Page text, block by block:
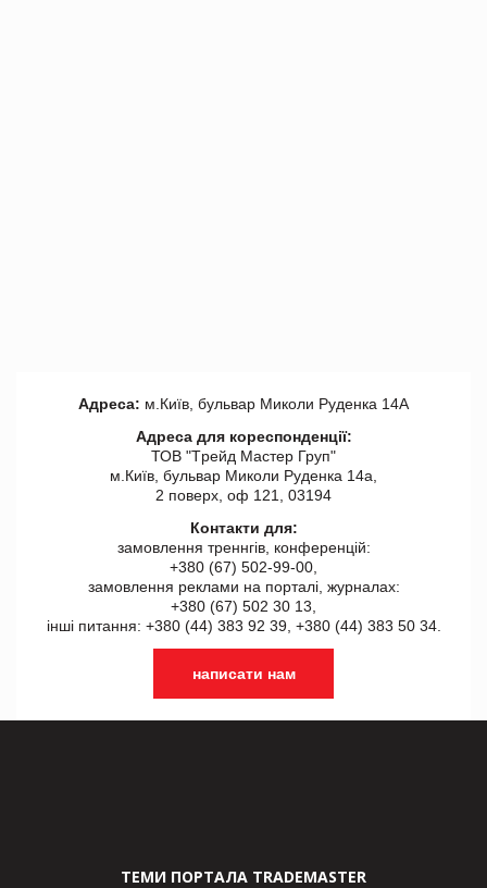
Адреса: м.Київ, бульвар Миколи Руденка 14А
Адреса для кореспонденції:
ТОВ "Tрейд Мастер Груп"
м.Київ, бульвар Миколи Руденка 14а,
2 поверх, оф 121, 03194
Контакти для:
замовлення треннгів, конференцій:
+380 (67) 502-99-00,
замовлення реклами на порталі, журналах:
+380 (67) 502 30 13,
інші питання: +380 (44) 383 92 39, +380 (44) 383 50 34.
написати нам
ТЕМИ ПОРТАЛА TRADEMASTER